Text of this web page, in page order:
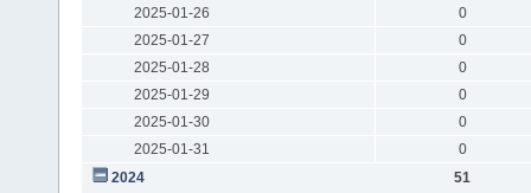
2025-01-26
0
2025-01-27
0
2025-01-28
0
2025-01-29
0
2025-01-30
0
2025-01-31
0
2024
51